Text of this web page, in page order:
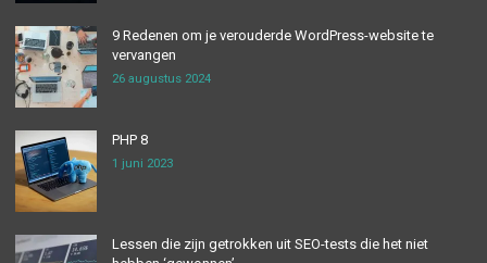
9 Redenen om je verouderde WordPress-website te
vervangen
26 augustus 2024
PHP 8
1 juni 2023
Lessen die zijn getrokken uit SEO-tests die het niet